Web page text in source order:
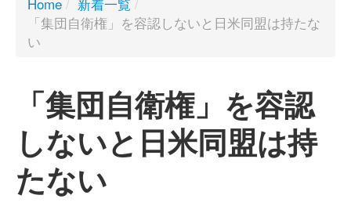
お問い合わせ
「集団自衛権」を容認しないと日米同盟は持たな
い
「集団自衛権」を容認
しないと日米同盟は持
たない